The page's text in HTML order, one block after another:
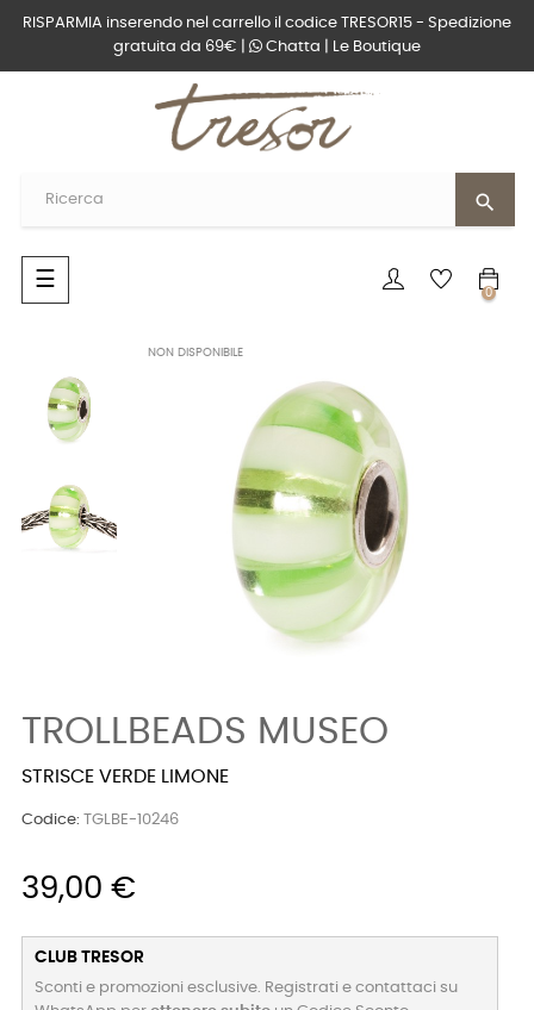
RISPARMIA inserendo nel carrello il codice TRESOR15 - Spedizione
gratuita da 69€ |
Chatta Le Boutique
search
navigazione
Toggle
☰
0
NON DISPONIBILE
TROLLBEADS MUSEO
STRISCE VERDE LIMONE
Codice: TGLBE-10246
39,00 €
CLUB TRESOR
Sconti e promozioni esclusive. Registrati e contattaci su